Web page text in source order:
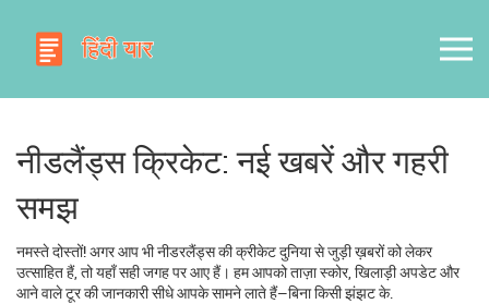
नीडलैंड्स क्रिकेट: नई खबरें और गहरी
समझ
नमस्ते दोस्तों! अगर आप भी नीडरलैंड्स की क्रीकेट दुनिया से जुड़ी ख़बरों को लेकर
उत्साहित हैं, तो यहाँ सही जगह पर आए हैं। हम आपको ताज़ा स्कोर, खिलाड़ी अपडेट और
आने वाले टूर की जानकारी सीधे आपके सामने लाते हैं—बिना किसी झंझट के.